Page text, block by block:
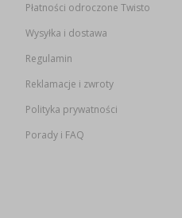
Płatności odroczone Twisto
Wysyłka i dostawa
Regulamin
Reklamacje i zwroty
Polityka prywatności
Porady i FAQ